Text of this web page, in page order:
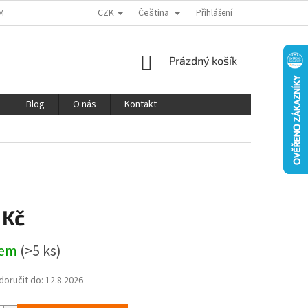
OCHRANY OSOBNÍCH ÚDAJŮ REKLAMACE A VRÁCENÍ ZBOŽÍ
CZK Čeština Přihlášení
NÁKUPNÍ
Prázdný košík
Blog O nás
Kontakt
(>5 ks)
do: 12.8.2026